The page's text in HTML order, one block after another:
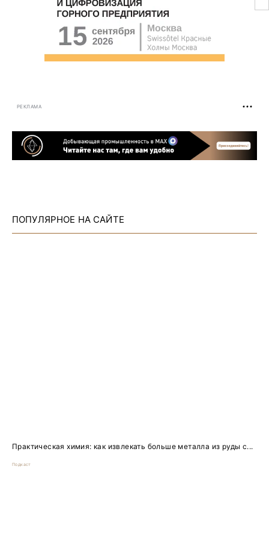
РЕКЛАМА
ПОПУЛЯРНОЕ НА САЙТЕ
Практическая химия: как извлекать больше металла из руды с...
Подкаст